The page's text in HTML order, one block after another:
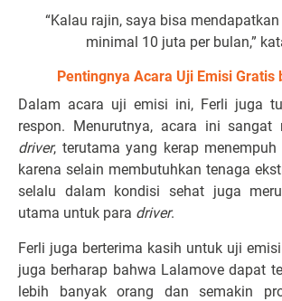
“Kalau rajin, saya bisa
minimal 10 juta per bulan,”
Pentingnya Acara Uji Emisi Gratis
Dalam acara uji emisi ini, Ferli juga
respon. Menurutnya, acara ini sangat
driver, terutama yang kerap
karena selain membutuhkan tenaga
selalu dalam kondisi sehat juga
utama untuk para driver.
Ferli juga berterima kasih untuk uji
juga berharap bahwa Lalamove dapat
lebih banyak orang dan semakin